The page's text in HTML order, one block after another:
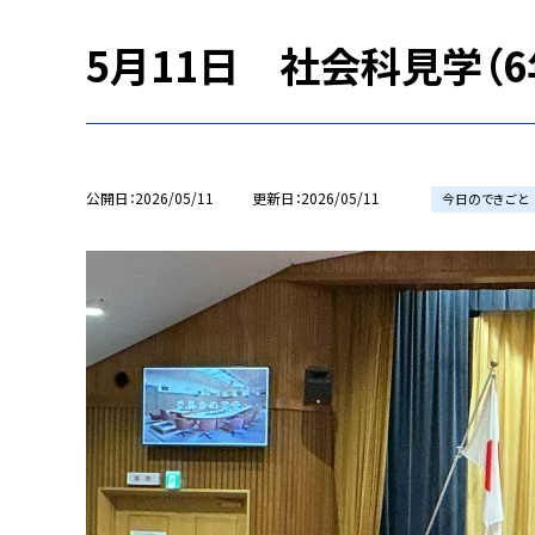
5月11日 社会科見学（6
公開日 2026/05/11 更新日 2026/05/11 今日のできごと